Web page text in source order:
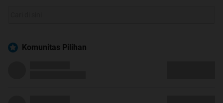
Komunitas Pilihan